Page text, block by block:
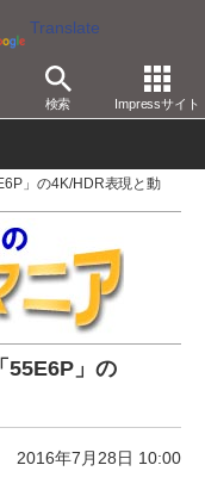
Translate
検索 Impressサイト
」の4K/HDR表現と動
55E6P」の
2016年7月28日 10:00